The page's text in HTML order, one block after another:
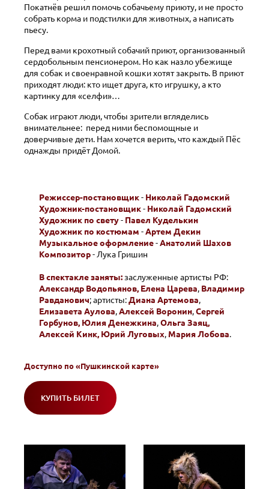
Покатнёв решил помочь собачьему приюту, и не просто
собрать корма и подстилки для животных, а написать
пьесу.
Перед вами крохотный собачий приют, организованный
сердобольным пенсионером. Но как назло убежище
для собак и своенравной кошки хотят закрыть. В приют
приходят люди: кто ищет друга, кто игрушку, а кто
картинку для «селфи»…
Собак играют люди, чтобы зрители вгляделись
внимательнее: перед ними беспомощные и
доверчивые дети. Нам хочется верить, что каждый Пёс
однажды придёт Домой.
Режиссер-постановщик- Николай Гадомский
Художник-постановщик- Николай Гадомский
Художник по свету- Павел Куделькин
Художник по костюмам -Артем Декин
Музыкальное оформление-Анатолий Шахов
Композитор- Лука Гришин
В спектакле заняты:заслуженные артисты РФ:
Александр Водо­пьянов, Елена Царева, Владимир
Равданович; артисты:Диана Артемова,
Елизавета Аулова,Алексей Воронин,Сергей
Горбунов, Юлия Денежкина,Ольга Заяц,
Алексей Кинк, Юрий Луговых,Мария Лобова.
Доступно по «Пушкинской карте»
КУПИТЬ БИЛЕТ
(ОТКРОЕТСЯ